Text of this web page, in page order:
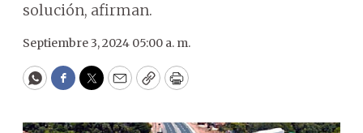
solución, afirman.
Septiembre 3, 2024 05:00 a. m.
WhatsApp
Facebook
Twitter
EmailCopyPrint